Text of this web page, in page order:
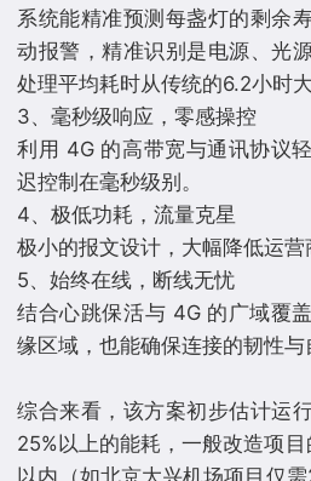
系统能精准预测每盏灯的剩余
动报警，精准识别是电源、光
处理平均耗时从传统的6.2小时
3、毫秒级响应，零感操控
利用 4G 的高带宽与通讯协议
迟控制在毫秒级别。
4、极低功耗，流量克星
极小的报文设计，大幅降低运营
5、始终在线，断线无忧
结合心跳保活与 4G 的广域覆
缘区域，也能确保连接的韧性与
综合来看，该方案初步估计运
25%以上的能耗，一般改造项